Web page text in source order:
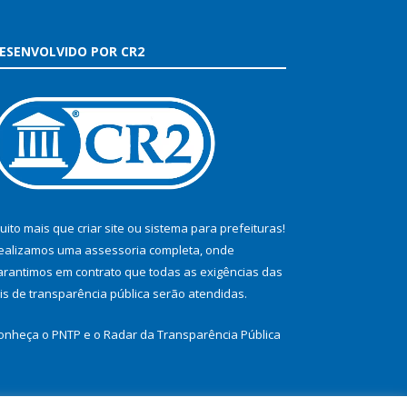
POR CR2
mais que criar site ou sistema para prefeituras!
uma assessoria completa, onde
em contrato que todas as exigências das
de transparência pública serão atendidas.
o PNTP e o Radar da Transparência Pública